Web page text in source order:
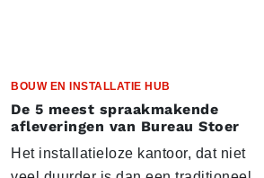
BOUW EN INSTALLATIE HUB
De 5 meest spraakmakende
afleveringen van Bureau Stoer
Het installatieloze kantoor, dat niet